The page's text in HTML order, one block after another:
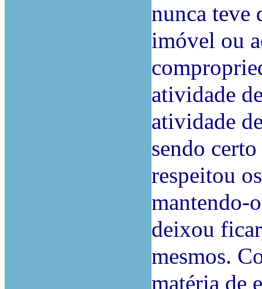
nunca teve
imóvel ou
atividade
atividade
sendo
respeitou
mantendo-
deixou
mesmos.
matéria de